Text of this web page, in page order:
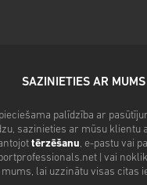
SAZINIETIES AR MUMS
palīdzība ar
sazinieties ar mūsu klientu
tērzēšanu, e-pastu vai
| vai
lai uzzinātu visas citas